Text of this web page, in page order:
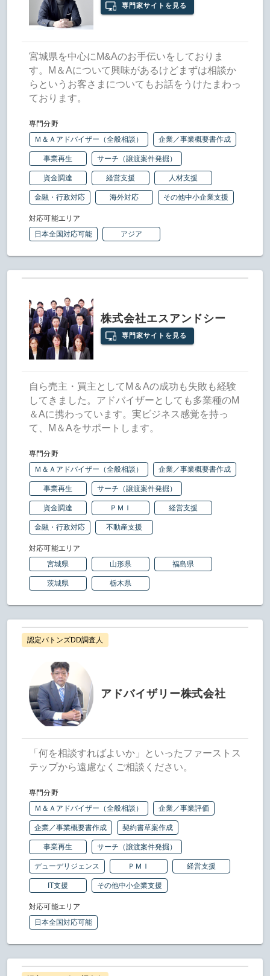
専門家サイトを見る
宮城県を中心にM&Aのお手伝いをしておりま
す。M＆Aについて興味があるけどまずは相談か
らというお客さまについてもお話をうけたまわっ
ております。
専門分野
Ｍ＆Ａアドバイザー（全般相談）
企業／事業概要書作成
事業再生 サーチ（譲渡案件発掘）
資金調達 経営支援 人材支援
金融・行政対応 海外対応 その他中小企業支援
対応可能エリア
日本全国対応可能
アジア
株式会社エスアンドシー
専門家サイトを見る
自ら売主・買主としてM＆Aの成功も失敗も経験
してきました。アドバイザーとしても多業種のM
＆Aに携わっています。実ビジネス感覚を持っ
て、M＆Aをサポートします。
専門分野
Ｍ＆Ａアドバイザー（全般相談）
企業／事業概要書作成
事業再生 サーチ（譲渡案件発掘）
資金調達 ＰＭＩ 経営支援
金融・行政対応 不動産支援
対応可能エリア
宮城県
山形県 福島県
茨城県 栃木県
認定バトンズDD調査人
アドバイザリー株式会社
「何を相談すればよいか」といったファーストス
テップから遠慮なくご相談ください。
専門分野
Ｍ＆Ａアドバイザー（全般相談）
企業／事業評価
企業／事業概要書作成 契約書草案作成
事業再生 サーチ（譲渡案件発掘）
デューデリジェンス ＰＭＩ 経営支援
IT支援 その他中小企業支援
対応可能エリア
日本全国対応可能